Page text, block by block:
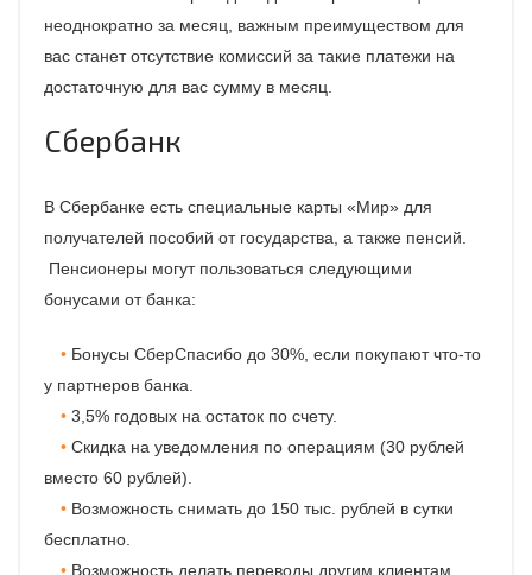
неоднократно за месяц, важным преимуществом для
вас станет отсутствие комиссий за такие платежи на
достаточную для вас сумму в месяц.
Сбербанк
В Сбербанке есть специальные карты «Мир» для
получателей пособий от государства, а также пенсий.
Пенсионеры могут пользоваться следующими
бонусами от банка:
Бонусы СберСпасибо до 30%, если покупают что-то
у партнеров банка.
3,5% годовых на остаток по счету.
Скидка на уведомления по операциям (30 рублей
вместо 60 рублей).
Возможность снимать до 150 тыс. рублей в сутки
бесплатно.
Возможность делать переводы другим клиентам